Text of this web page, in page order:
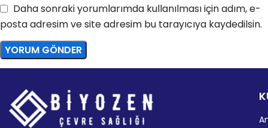
Daha sonraki yorumlarımda kullanılması için adım, e-
posta adresim ve site adresim bu tarayıcıya kaydedilsin.